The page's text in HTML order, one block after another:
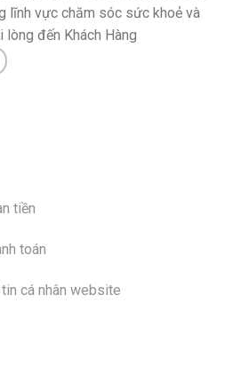
lĩnh vực chăm sóc sức khoẻ và
đến Khách Hàng
tiền
toán
cá nhân website